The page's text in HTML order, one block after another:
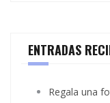
ENTRADAS
Regala una